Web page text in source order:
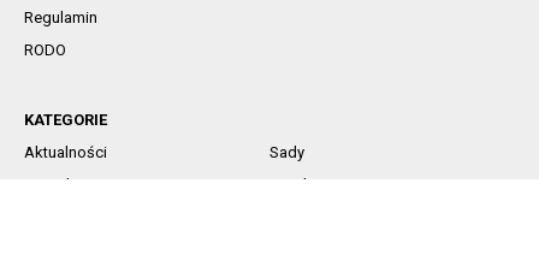
Regulamin
RODO
KATEGORIE
Aktualności
Sady
Jagodowe
Rynek